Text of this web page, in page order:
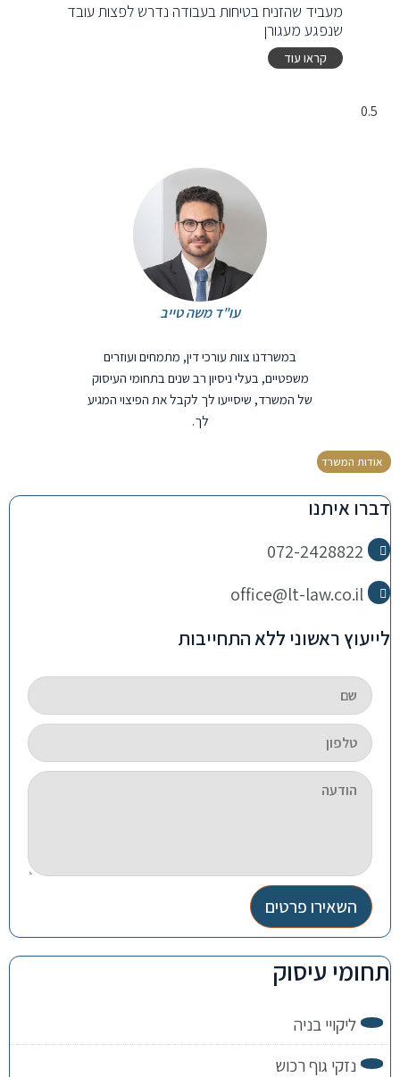
מעביד שהזניח בטיחות בעבודה נדרש לפצות עובד
שנפגע מעגורן
קראו עוד
עו"ד משה טייב
במשרדנו צוות עורכי דין, מתמחים ועוזרים
משפטיים, בעלי ניסיון רב שנים בתחומי העיסוק
של המשרד, שיסייעו לך לקבל את הפיצוי המגיע
לך.
אודות המשרד
דברו איתנו
072-2428822
office@lt-law.co.il
לייעוץ ראשוני ללא התחייבות
השאירו פרטים
תחומי עיסוק
ליקויי בניה
נזקי גוף רכוש